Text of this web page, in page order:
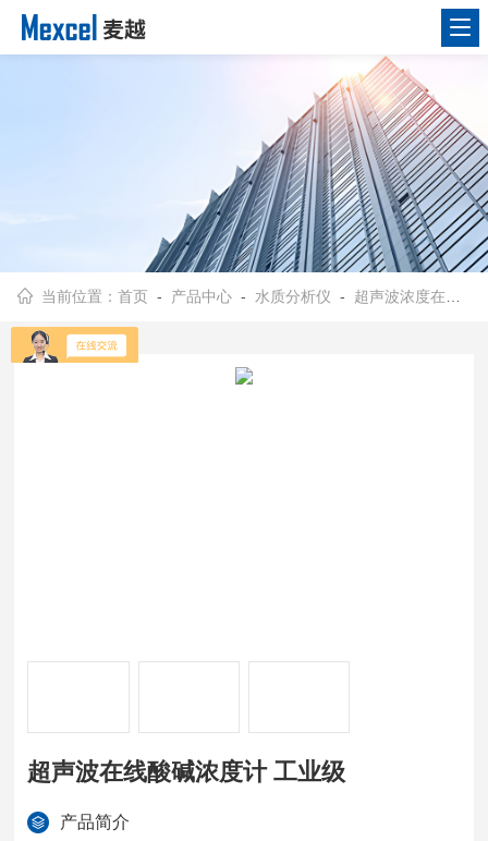
当前位置：首页 - 产品中心 - 水质分析仪 - 超声波浓度在线分析仪
超声波在线酸碱浓度计 工业级
产品简介